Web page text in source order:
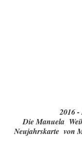
2016 -
Die Manuela
Neujahrskarte von